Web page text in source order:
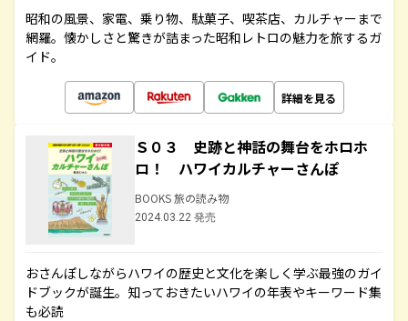
昭和の風景、家電、乗り物、駄菓子、喫茶店、カルチャーまで
網羅。懐かしさと驚きが詰まった昭和レトロの魅力を旅するガ
イド。
詳細を見る
Ｓ０３ 史跡と神話の舞台をホロホ
ロ！ ハワイカルチャーさんぽ
BOOKS 旅の読み物
2024.03.22 発売
おさんぽしながらハワイの歴史と文化を楽しく学ぶ最強のガイ
ドブックが誕生。知っておきたいハワイの年表やキーワード集
も必読